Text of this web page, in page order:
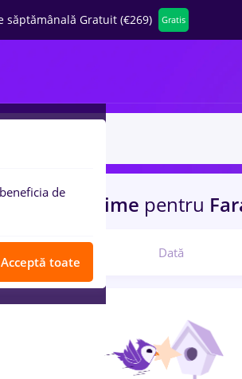
săptămânală Gratuit (€269) Gratis
Part time pentru
Dată
de
Acceptă toate